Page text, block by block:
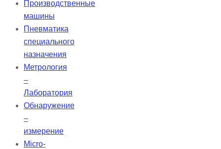
Производственные
машины
Пневматика
специального
назначения
Метрология
–
Лаборатория
Обнаружение
–
измерение
Micro-